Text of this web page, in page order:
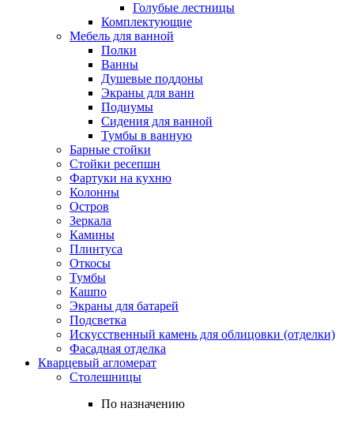
Голубые лестницы
Комплектующие
Мебель для ванной
Полки
Ванны
Душевые поддоны
Экраны для ванн
Подиумы
Сидения для ванной
Тумбы в ванную
Барные стойки
Стойки ресепшн
Фартуки на кухню
Колонны
Остров
Зеркала
Камины
Плинтуса
Откосы
Тумбы
Кашпо
Экраны для батарей
Подсветка
Искусственный камень для облицовки (отделки)
Фасадная отделка
Кварцевый агломерат
Столешницы
По назначению